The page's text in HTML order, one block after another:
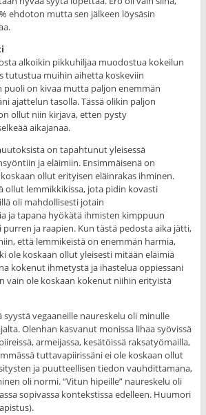
ehdoton mutta sen jälkeen löysäsin
alkoikin pikkuhiljaa muodostua kokeilun
tutustua muihin aihetta koskeviin
puoli on kivaa mutta paljon enemmän
ajattelun tasolla. Tässä olikin paljon
ollut niin kirjava, etten pysty
aikajanaa.
on tapahtunut yleisessä
ja eläimiin. Ensimmäisenä on
ollut erityisen eläinrakas ihminen.
ollut lemmikkikissa, jota pidin kovasti
oli mahdollisesti jotain
ja tapana hyökätä ihmisten kimppuun
purren ja raapien. Kun tästä pedosta aika jätti,
että lemmikeistä on enemmän harmia,
ole koskaan ollut yleisesti mitään eläimiä
kokenut ihmetystä ja ihastelua oppiessani
vain ole koskaan kokenut niihin erityistä
vegaaneille naureskelu oli minulle
Olenhan kasvanut monissa lihaa syövissä
armeijassa, kesätöissä raksatyömailla,
tuttavapiirissäni ei ole koskaan ollut
ja puutteellisen tiedon vauhdittamana,
oli normi. “Vitun hipeille” naureskelu oli
sopivassa kontekstissa edelleen. Huumori